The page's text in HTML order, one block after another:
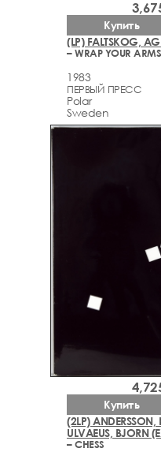
(LP) FALTSKOG,
– WRAP YOUR
1983
ПЕРВЫЙ ПРЕСС
Polar
Sweden
Купить
(2LP)
ULVAEUS, BJORN
– CHESS
Купить